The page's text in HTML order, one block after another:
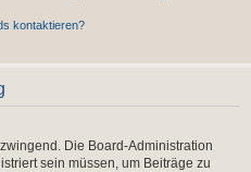
kontaktieren?
Die Board-Administration
sein müssen, um Beiträge zu